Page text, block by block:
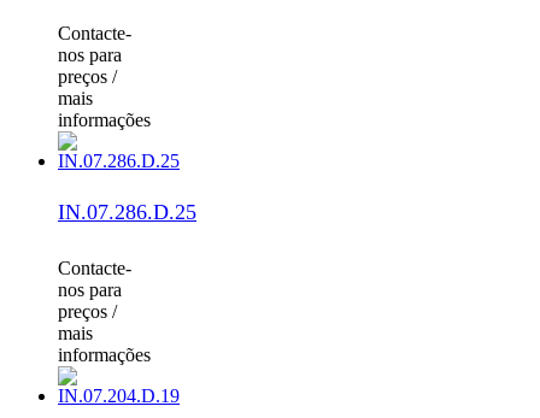
Contacte-
nos para
preços /
mais
informações
IN.07.286.D.25
Contacte-
nos para
preços /
mais
informações